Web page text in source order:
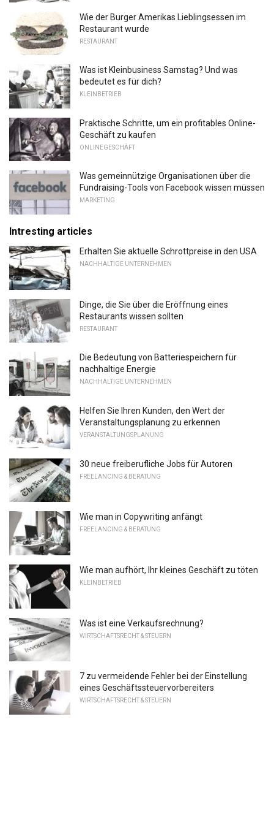
Wie der Burger Amerikas Lieblingsessen im
Restaurant wurde
RESTAURANT
Was ist Kleinbusiness Samstag? Und was
bedeutet es für dich?
KLEINBETRIEB
Praktische Schritte, um ein profitables Online-
Geschäft zu kaufen
ONLINEGESCHÄFT
Was gemeinnützige Organisationen über die
Fundraising-Tools von Facebook wissen müssen
MARKETING
Intresting articles
Erhalten Sie aktuelle Schrottpreise in den USA
NACHHALTIGE UNTERNEHMEN
Dinge, die Sie über die Eröffnung eines
Restaurants wissen sollten
RESTAURANT
Die Bedeutung von Batteriespeichern für
nachhaltige Energie
NACHHALTIGE UNTERNEHMEN
Helfen Sie Ihren Kunden, den Wert der
Veranstaltungsplanung zu erkennen
VERANSTALTUNGSPLANUNG
30 neue freiberufliche Jobs für Autoren
FREELANCING & BERATUNG
Wie man in Copywriting anfängt
FREELANCING & BERATUNG
Wie man aufhört, Ihr kleines Geschäft zu töten
KLEINBETRIEB
Was ist eine Verkaufsrechnung?
WIRTSCHAFTSRECHT & STEUERN
7 zu vermeidende Fehler bei der Einstellung
eines Geschäftssteuervorbereiters
WIRTSCHAFTSRECHT & STEUERN